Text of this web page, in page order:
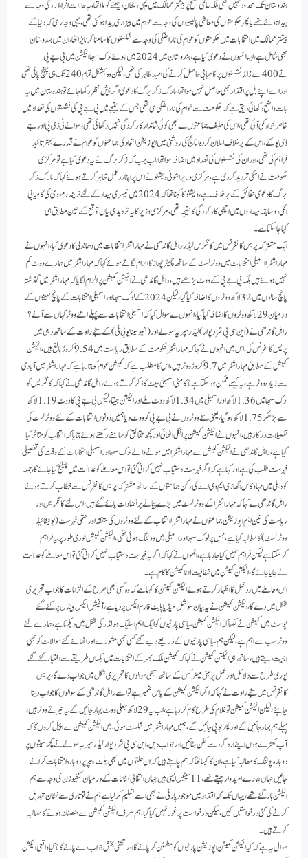
ہندوستان تک محدود نہیں تھی بلکہ عالمی سطح پر بیشتر ممالک میں یہی رجحان دیکھنے کو ملا تھا،یہ حالات افراط زر کی وجہ سے
پیدا ہوئے تھے یا پھر حکومتوں کی معاشی پالیسیوں کی وجہ سے عوام میں بیزاری پیدا ہو گئی تھی،یہی وجہ رہی کہ دنیا کے
بیشتر ممالک میں انتخابات میں حکومتوں کو عوام کی ناراضگی کی وجہ سے شکستوں کا سامنا کرنا پڑا تھا،ان میں ہندوستان
بھی شامل ہے،ایساانہوں نے دعوی کیا ہے، ہندوستان میں 2024 میں ہوئے لوک سبھا الیکشن میں بی جے پی
نے 400 سے زائد نشستوں پر کامیابی حاصل کرنے کی امید ظاہر کی تھی، لیکن وہ بمشکل تمام 240 تک ہی پہنچ پائی تھی
اور اسے اپنے بل پر اقتدار بھی حاصل نہیں ہوا تھا،مارک زکربرگ کا دعوی اگر پیش نظر رکھا جائے تو ہندوستان میں یہ
بات واضح دکھائی دیتی ہے کہ حکومت سے عوام کی ناراضگی ہی تھی جس کے نتیجے میں بی جے پی کی نشستوں کی تعداد میں
خاطر خواہ کمی آئی تھی،اس کی حلیف جماعتوں نے بھی کوئی شاندار کارکردگی نہیں دکھائی تھی،سوائے ٹی ڈی پی اور جے
ڈی یو کے،اس کے برخلاف اعلان کردہ نتائج کی روشنی میں اپوزیشن اتحاد کی جماعتوں کو عوام نے قدرے بہتر تائید
فراہم کی تھی،اور ان کی نشستوں کی تعداد میں اضافہ ہوا تھا،اب جب کہ زکر برگ نے یہ دعوی کیا ہے تو مرکزی
حکومت نے اسکی تردید کردی ہے،مرکزی وزیر اشونی ویشنو نے اس پر اپنا ردعمل ظاہرکرتے ہوئے کہا کہ مارک زکر
برگ کا دعوی حقائق کے برخلاف ہے، ویشنو کا کہناتھا کہ 2024 میں تیسری میعاد کےلئے نریندر مودی کی کا میابی
انکی دو سابقہ میعادوں میں اچھی کارکردگی کا نتیجہ تھی،مرکزی وزیر کا یہ تردیدی بیان توقع کے عین مطابق ہی
کہاجاسکتاہے۔
ایک مشترکہ پریس کانفرنس میں کانگرس لیڈر راہل گاندھی نے مہاراشٹر انتخابات میں دھاندلی کا دعوی کیا،انہوں نے
مہاراشٹرا اسمبلی انتخابات میں ووٹرلسٹ کے ساتھ چھیڑ چھاڑ کا الزام لگاتے ہوئے کہا کہ مہاراشٹر میں ہمارے ووٹ کم
نہیں ہوئے ہیں بلکہ بی جے پی کے ووٹ بڑھے ہیں،راہل گاندھی نے الیکشن کمیشن پر الزام لگایا کہ مہاراشٹر میں گذشتہ
پانچ سالوں میں 32 لاکھ ووٹروں کا اضافہ کیا گیا،لیکن 2024 کے لوک سبھا اوراسمبلی انتخابات کے پانچ مہینوں کے
درمیان 29 لاکھ ووٹروں کا اضافہ کیا گیا،انہوں نے سوال کیا کہ اسمبلی انتخابات سے پہلے اتنے ووٹر کہاں سے آئے؟
راہل گاندھی نے (این سی پی شرد پوار) لیڈر سپریہ سولے اور (شیوسینا یو بی ٹی )کے سنجے راوت کے ساتھ دہلی میں
پریس کانفرنس کی،اس میں انہوں نے کہا کہ مہاراشٹر حکومت کے مطابق ریاست میں 9.54 کروڑ بالغ ہیں،الیکشن
کمیشن کے مطابق مہاراشٹر میں 9.7 کروڑ ووٹر ہیں،اس کا مطلب ہے کہ کمیشن عوام کو بتا رہا ہے کہ مہاراشٹر میں آبادی
سے زیادہ ووٹر ہے،یہ کیسے ممکن ہو سکتا ہے؟ کامٹی اسمبلی سیٹ کا ذکر کرتے ہوئے راہل گاندھی نے کہا کہ کانگریس کو
لوک سبھا میں 1.36 لاکھ اور اسمبلی میں1.34لاکھ ووٹ ملے اورالیکشن جیتا،لیکن بی جے پی کا ووٹ 1.19لاکھ
سے بڑھکر1.75لاکھ ہوگیا،یعنی نئے ووٹروں نے بی جے پی کو ووٹ دیا ہمیں دونوں انتخابات کے لئے ووٹر لسٹ کی
تفصیلات درکار ہیں،انہوں نے الیکشن کمیشن پر انگلی اٹھائی اور کچھ حقائق کو سامنے رکھتے ہوئے بتایا کہ انتخاب کو متاثر کیا
گیا ہے،راہل گاندھی نے الیکشن کمیشن سے مہاراشٹرا میں ہونے والے لوک سبھا اور اسمبلی انتخابات کے وقت کی تفصیلی
فہرست طلب کی ہے اور کہاہے کہ اگر فہرست دستیاب نہیں کرائی گئی تواس معاملے کو عدالت میں چیلنج کیاجائے گا،جمعہ
کو دہلی میں مہا وکاس اگھاڑی ایم وی اے کی رکن جماعتوں کے ساتھ مشترکہ پریس کانفرنس سے خطاب کرتے ہوئے
راہل گا ندھی نے کہا کہ مہاراشٹرا کے ووٹرلسٹ میں بڑے پیمانے پر تضادات پائے گئے ہیں،اس لئے کانگریس اور
ریاست کی تین اہم اپوزیشن جماعتوں نے مہاراشٹرا انتخاب کےلئے ووٹروں کی متفقہ اور حتمی فہرست(یونیفائیڈ
ووٹرلسٹ) کا مطالبہ کیا ہے،جس پر لوک سبھا اور اسمبلی میں ووٹنگ ہوئی تھی،الیکشن کمیشن فوری طور پر یہ فراہم
کرسکتاہے لیکن فراہم نہیں کیا جارہاہے،انھوں نے کہا کہ اگر یہ فہرست دستیاب نہیں کرائی گئی تو اس معاملے کو عدالت
لے جایا جائے گا،الیکشن کمیشن میں شفافیت لانا کمیشن کا کام ہے۔
اس معاملے میں رد عمل کا اظہار کرتے ہوئے الیکشن کمیشن کا کہنا ہے کہ وہ کسی بھی طرح کے الزامات کا جواب تحریری
شکل میں دے گا،الیکشن کمیشن نے یہ بیان سوشل میڈیا پلیٹ فارم ایکس پر دیا ہے،آفیشل ایکس ہینڈل پر کئے گئے
پوسٹ میں کمیشن نے لکھا کہ الیکشن کمیشن سیاسی پارٹیوں کو ایک اہم اسٹیک ہولڈر کی شکل میں دیکھتا ہے، ہمارے لئے
ووٹر سب سے اہم ہے،لیکن ہم سیاسی پارٹیوں کے ذریعے دیے گئے کسی بھی مشورے اور اٹھائے گئے سوالات کو بھی
اہمیت دیتے ہیں،ساتھ ہی الیکشن کمیشن نے کہا کہ کمیشن ملک بھر کے انتخابات میں یکساں طریقے سے اختیار کئے گئے
پوری طرح سے دلائل اور عمل پر مبنی میٹرکس کے ساتھ سبھی سوالوں کا تحریری شکل میں جواب دے گا،پریس
کانفرنس میں سنجے راوت نے کہا کہ اگر الیکشن کمیشن کے پاس ضمیر ہے تو اسے راہل گاندھی کے سوالوں کا جواب دینا
چاہئے،لیکن الیکشن کمیشن تو غلام کی طرح کام کر رہا ہے،اب یہ 29 لاکھ جعلی ووٹ بہار جائیں گے یہ تیرتے ووٹر ہیں،
پہلے ہم بہار جائیں گے اور پھر یو پی جائیں گے، ہمیں مہاراشٹر میں شکست ہوئی، میں الیکشن کمیشن سے اپیل کروں گا کہ
آپ کھڑے ہوں اپنے ارد گرد سے کفن ہٹائیں اور جواب دیں،این سی پی شرد پوار لیڈر سپریہ سولے نے کچھ سیٹوں پر
دوبارہ پولنگ کا مطالبہ کیا ہے،ان کا کہنا تھا کہ ہم چاہتے ہیں کہ ان حلقوں میں بھی بیلٹ پیپر پر دوبارہ انتخابات کرائے
جائیں جہاں ہمارے امیدوار جیتے تھے،11 سیٹیں ایسی ہیں جہاں انتخابی نشانات کے درمیان کنفیوزن کی وجہ سے ہم
الیکشن ہار گئے تھے، یہاں تک کہ اقتدار میں موجود پارٹی نے بھی اسے تسلیم کرلیا ہے ہم نے تو تاری سے نشان تبدیل
کرنے کی کئی درخواستیں کیں، لیکن درخواست پر غور نہیں کیا گیا، ہم صرف الیکشن کمیشن سے منصفانہ ہونے کا مطالبہ
کرتے ہیں۔
سوال یہ ہے کہ کیا الیکشن کمیشن اپوزیشن پارٹیوں کو مطمئن کرپائے گا اور تشفی بخش جواب دے پائے گا؟کیا واقعی الیکشن